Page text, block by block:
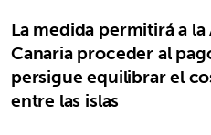
La medida permitirá a
Canaria proceder al
persigue equilibrar el
entre las islas